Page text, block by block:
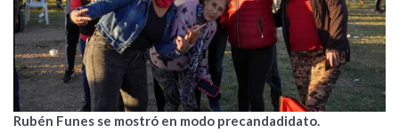
Rubén Funes se mostró en modo precandadidato.